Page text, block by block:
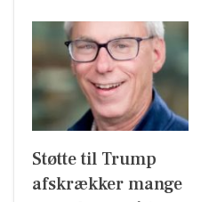
Støtte til Trump
afskrækker mange